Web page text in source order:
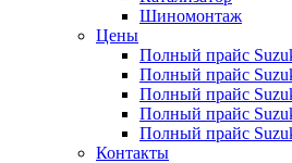
Шиномонтаж
Цены
Полный прайс
Полный прайс
Полный прайс
Полный прайс
Полный прайс
Контакты